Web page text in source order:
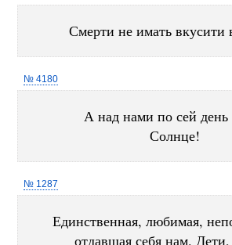
Смерти не имать вкусити
№ 4180
А над нами по сей день
Солнце!
№ 1287
Единственная, любимая,
отдавшая себя нам.